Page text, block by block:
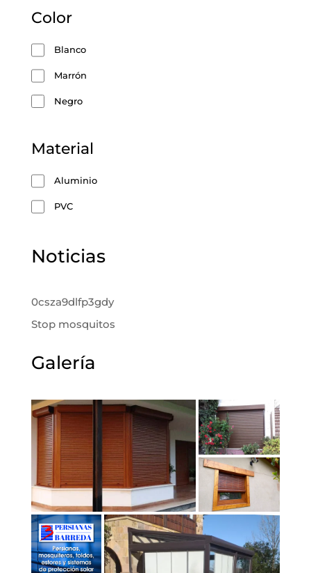
Color
Blanco
Marrón
Negro
Material
Aluminio
PVC
Noticias
0csza9dlfp3gdy
Stop mosquitos
Galería